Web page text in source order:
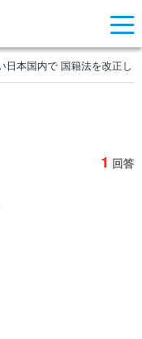
日本国内で 国籍法を改正し
1 回答